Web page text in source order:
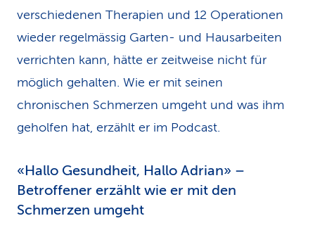
verschiedenen Therapien und 12 Operationen
wieder regelmässig Garten- und Hausarbeiten
verrichten kann, hätte er zeitweise nicht für
möglich gehalten. Wie er mit seinen
chronischen Schmerzen umgeht und was ihm
geholfen hat, erzählt er im Podcast.
«Hallo Gesundheit, Hallo Adrian» –
Betroffener erzählt wie er mit den
Schmerzen umgeht